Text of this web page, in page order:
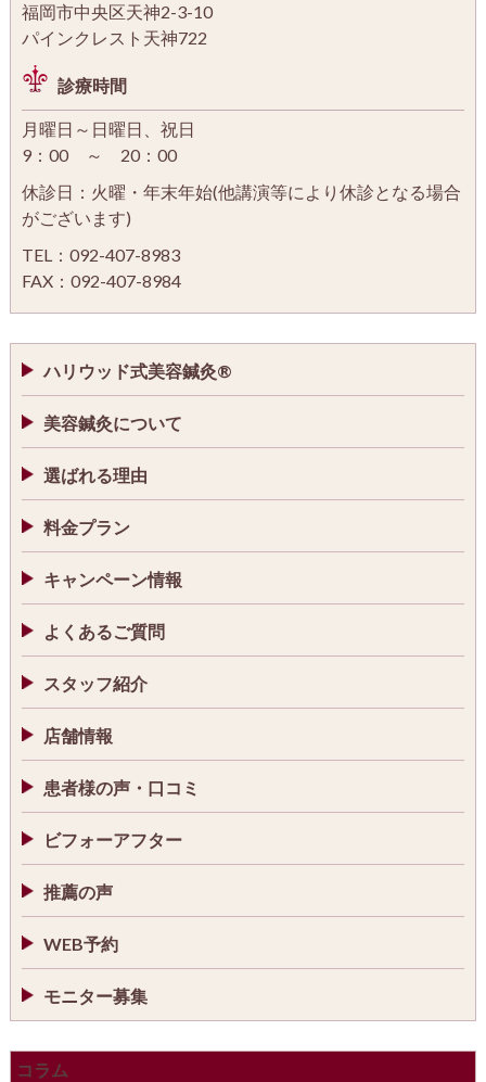
福岡市中央区天神2-3-10
パインクレスト天神722
診療時間
月曜日～日曜日、祝日
9：00 ～ 20：00
休診日：火曜・年末年始(他講演等により休診となる場合
がございます)
TEL：092-407-8983
FAX：092-407-8984
ハリウッド式美容鍼灸®
美容鍼灸について
選ばれる理由
料金プラン
キャンペーン情報
よくあるご質問
スタッフ紹介
店舗情報
患者様の声・口コミ
ビフォーアフター
推薦の声
WEB予約
モニター募集
コラム